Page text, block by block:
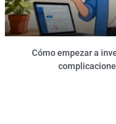
Cómo empezar a